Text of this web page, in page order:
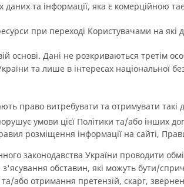
та інформації, яка є комерційною
при переході Користувачами на які
основі. Дані не розкриваються третім
та лише в інтересах національної
право витребувати та отримувати такі
умови цієї Політики та/або інших
розміщення інформації на сайті, Правил
законодавства України проводити
обставин, які можуть бути/
або отримання претензій, скарг,